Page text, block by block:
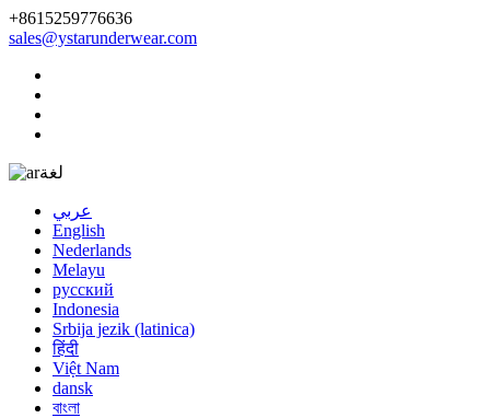
+8615259776636
sales@ystarunderwear.com
لغة
عربي
English
Nederlands
Melayu
русский
Indonesia
Srbija jezik (latinica)
हिंदी
Việt Nam
dansk
বাংলা